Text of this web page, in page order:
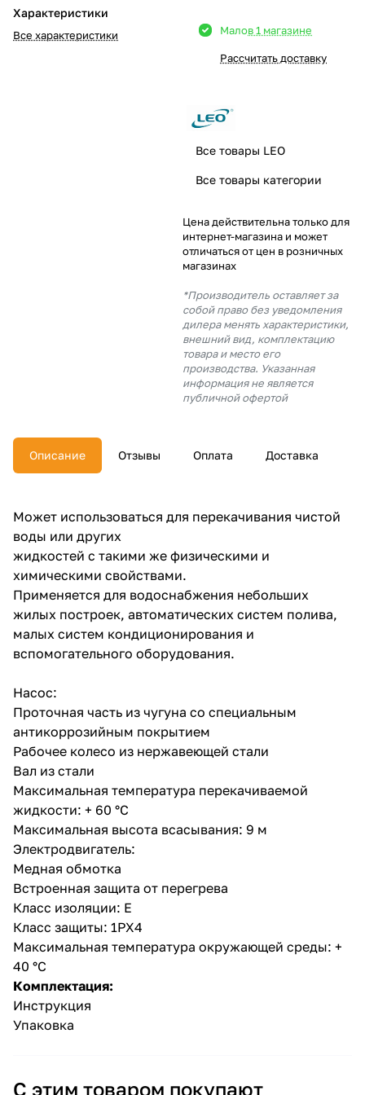
Характеристики
Все характеристики Малов 1 магазине
Рассчитать доставку
Все товары LEO
Все товары категории
Цена действительна только для
интернет-магазина и может
отличаться от цен в розничных
магазинах
*Производитель оставляет за
собой право без уведомления
дилера менять характеристики,
внешний вид, комплектацию
товара и место его
производства. Указанная
информация не является
публичной офертой
Описание Отзывы Оплата Доставка
Может использоваться для перекачивания чистой
воды или других
жидкостей с такими же физическими и
химическими свойствами.
Применяется для водоснабжения небольших
жилых построек, автоматических систем полива,
малых систем кондиционирования и
вспомогательного оборудования.
Насос:
Проточная часть из чугуна со специальным
антикоррозийным покрытием
Рабочее колесо из нержавеющей стали
Вал из стали
Максимальная температура перекачиваемой
жидкости: + 60 °С
Максимальная высота всасывания: 9 м
Электродвигатель:
Медная обмотка
Встроенная защита от перегрева
Класс изоляции: Е
Класс защиты: 1РХ4
Максимальная температура окружающей среды: +
40 °С
Комплектация:
Инструкция
Упаковка
С этим товаром покупают
в корзину
% картой любого банка
% будут
с вашей карты